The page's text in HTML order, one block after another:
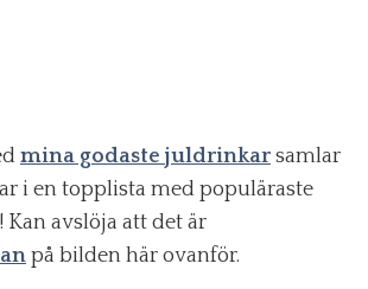
mina godaste juldrinkar samlar
i en topplista med populäraste
avslöja att det är
på bilden här ovanför.